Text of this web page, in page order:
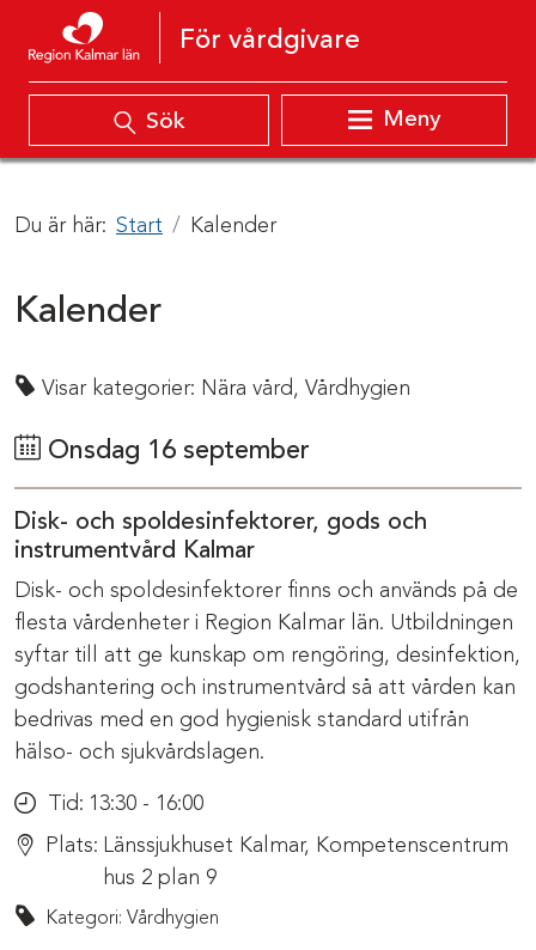
Hoppa till innehåll
För vårdgivare
Sök Meny
Du är här: Start Kalender
Kalender
Visar kategorier: Nära vård, Vårdhygien
Onsdag 16 september
Disk- och spoldesinfektorer, gods och
instrumentvård Kalmar
Disk- och spoldesinfektorer finns och används på de
flesta vårdenheter i Region Kalmar län. Utbildningen
syftar till att ge kunskap om rengöring, desinfektion,
godshantering och instrumentvård så att vården kan
bedrivas med en god hygienisk standard utifrån
hälso- och sjukvårdslagen.
Tid: 13:30 - 16:00
Plats: Länssjukhuset Kalmar, Kompetenscentrum
hus 2 plan 9
Kategori: Vårdhygien